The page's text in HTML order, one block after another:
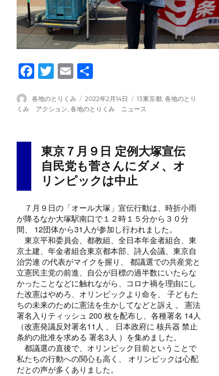
F
c
e
o
o
T
tt
er
E
ail
投
稿
各地のとりくみ
投
稿
2022年2月14日
カ
テ
13東京都,各地のとり
くみ アクション,各地のとりくみ ニュース
東京７月９日 定例大塚宣伝
自民党も菅さんにダメ、オ
リンピックは中止
７月９日の「オール大塚」宣伝行動は、時折小雨
が降るなか大塚駅南口で１２時１５分から３０分
間、 12団体から31人が参加し行われました。
東京平和委員会、都教組、全日本年金者組合、東
京土建、年金者組合東京都本部、詩人会議、東京自
治労連 の代表がマイクを握り、 都議選での共産党と
立憲民主党の前進、自公が目標の過半数にいたらな
かったことなどに触れながら、コロナ禍を理由にし
た改憲はやめろ、オリンピックより命を、 子どもた
ちの未来のために憲法を生かしてなどと訴え 。 憲法
署名入りティッシュ 200 枚を配布し、各種署名 14人
（改憲発議反対署名11人 、 日本政府に 核兵器 禁止
条約の批准を求める 署名3人 ）を集めました。
都議選の直後で、オリンピック目前ということで
私たちの行動への関心も高く、 オリンピックは心配
だとの声が多くありました。